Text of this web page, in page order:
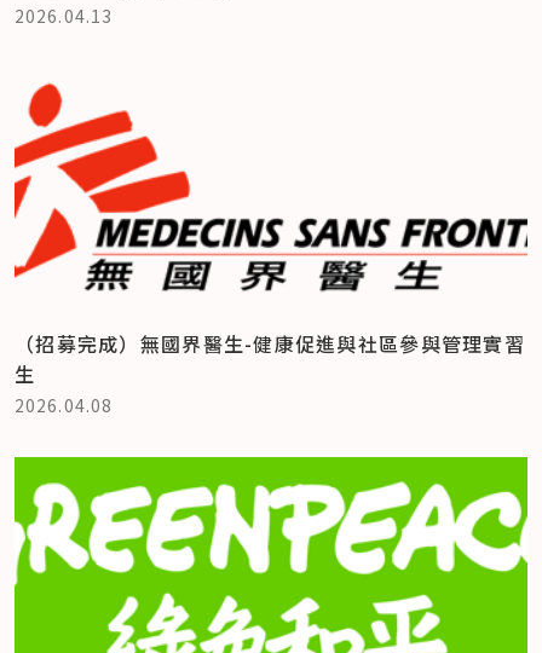
2026.04.13
（招募完成）無國界醫生-健康促進與社區參與管理實習
生
2026.04.08